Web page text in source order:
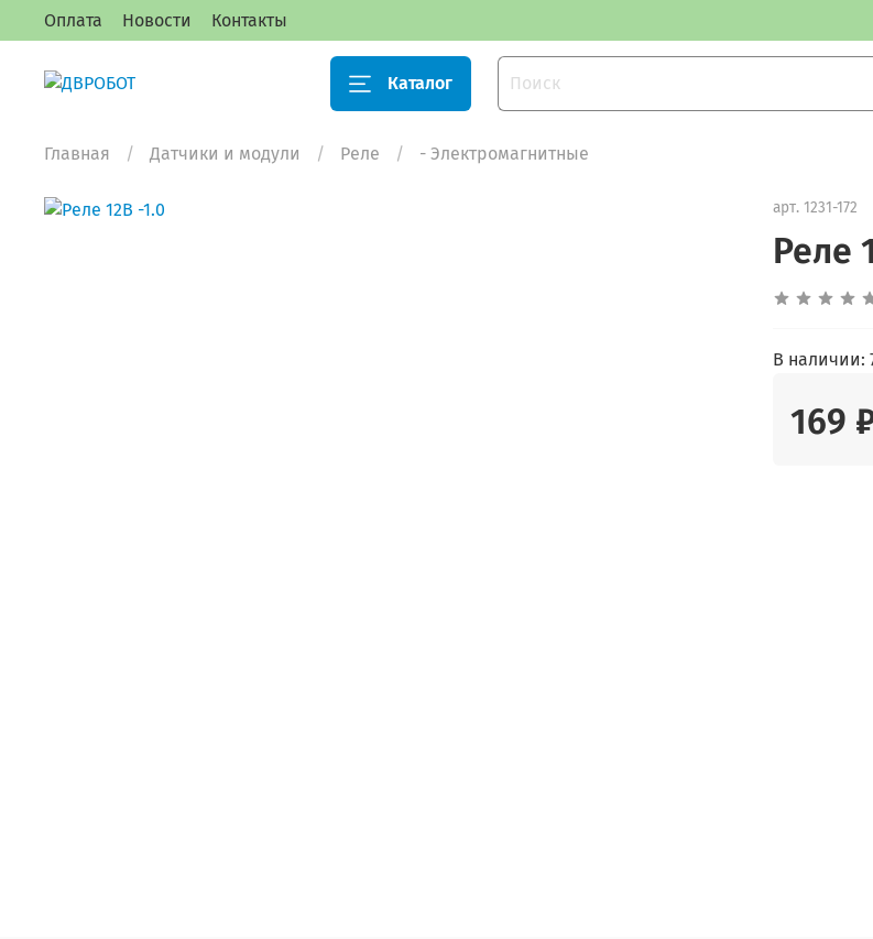
Оплата Новости Контакты
Каталог
Главная Датчики и модули Реле - Электромагнитные
арт. 1231-172
Реле
В наличии:
169